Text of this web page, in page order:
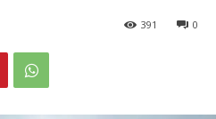
0
391